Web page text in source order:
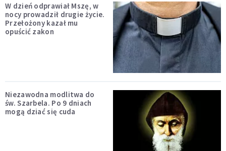
W dzień odprawiał Mszę, w
nocy prowadził drugie życie.
Przełożony kazał mu
opuścić zakon
Niezawodna modlitwa do
św. Szarbela. Po 9 dniach
mogą dziać się cuda